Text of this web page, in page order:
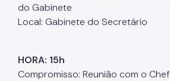
do Gabinete
Local: Gabinete do Secretário
HORA: 15h
Compromisso: Reunião com o